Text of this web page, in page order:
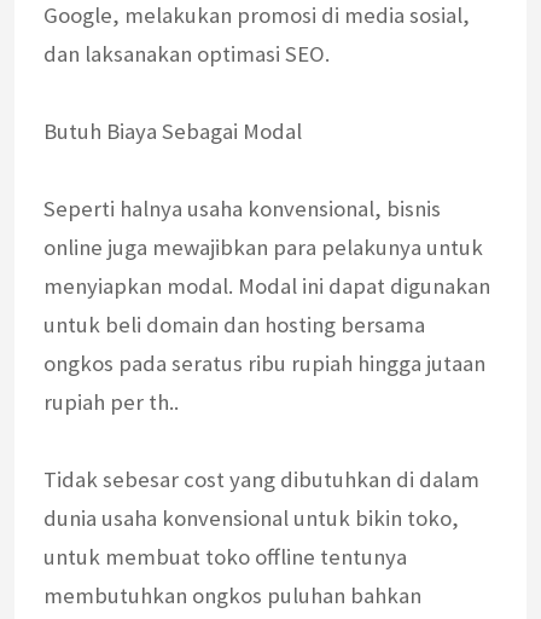
Google, melakukan promosi di media sosial,
dan laksanakan optimasi SEO.
Butuh Biaya Sebagai Modal
Seperti halnya usaha konvensional, bisnis
online juga mewajibkan para pelakunya untuk
menyiapkan modal. Modal ini dapat digunakan
untuk beli domain dan hosting bersama
ongkos pada seratus ribu rupiah hingga jutaan
rupiah per th..
Tidak sebesar cost yang dibutuhkan di dalam
dunia usaha konvensional untuk bikin toko,
untuk membuat toko offline tentunya
membutuhkan ongkos puluhan bahkan